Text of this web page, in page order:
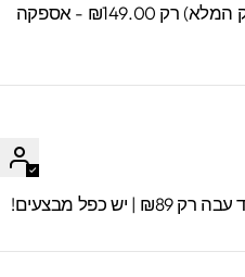
אליאס אדום במבצע ענק! (המשחק המלא) רק ₪149.00 - אספקה